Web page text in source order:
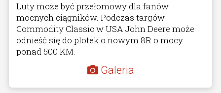
Luty może być przełomowy dla fanów
mocnych ciągników. Podczas targów
Commodity Classic w USA John Deere może
odnieść się do plotek o nowym 8R o mocy
ponad 500 KM.
Galeria